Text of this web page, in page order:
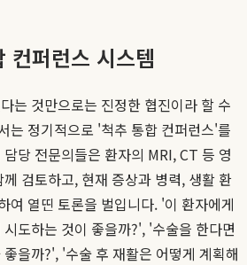
컨퍼런스 시스템
는 것만으로는 진정한 협진이라 할 수
는 정기적으로 '척추 통합 컨퍼런스'를
당 전문의들은 환자의 MRI, CT 등 영
검토하고, 현재 증상과 병력, 생활 환
여 열띤 토론을 벌입니다. '이 환자에게
도하는 것이 좋을까?', '수술을 한다면
을까?', '수술 후 재활은 어떻게 계획해